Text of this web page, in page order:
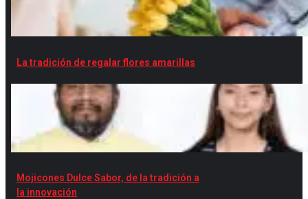
La tradición de regalar flores amarillas
Mojicones Dulce Sabor, de la tradición a
la innovación